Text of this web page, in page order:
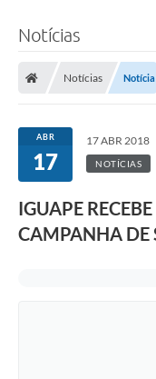
Notícias
Notícias Notícia
ABR
17
17 ABR 2018
NOTÍCIAS
IGUAPE
CAMPANHA DE